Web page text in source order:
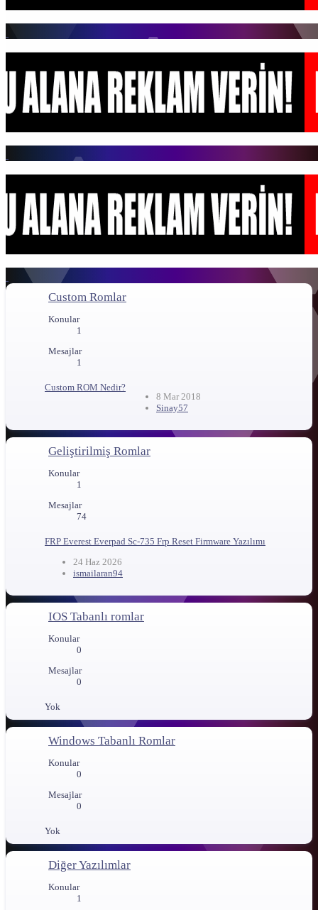
Custom Romlar
Konular
1
Mesajlar
1
Custom ROM Nedir?
8 Mar 2018
Sinay57
Geliştirilmiş Romlar
Konular
1
Mesajlar
74
FRP Everest Everpad Sc-735 Frp Reset Firmware Yazılımı
24 Haz 2026
ismailaran94
IOS Tabanlı romlar
Konular
0
Mesajlar
0
Yok
Windows Tabanlı Romlar
Konular
0
Mesajlar
0
Yok
Diğer Yazılımlar
Konular
1